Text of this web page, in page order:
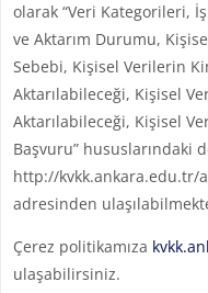
olarak “Veri Kategorileri,
ve Aktarım Durumu,
Sebebi, Kişisel Verilerin
Aktarılabileceği, Kişisel
Aktarılabileceği, Kişisel
Başvuru” hususlarındaki
http://kvkk.ankara.edu.tr/
adresinden
Çerez politikamıza
ulaşabilirsiniz.